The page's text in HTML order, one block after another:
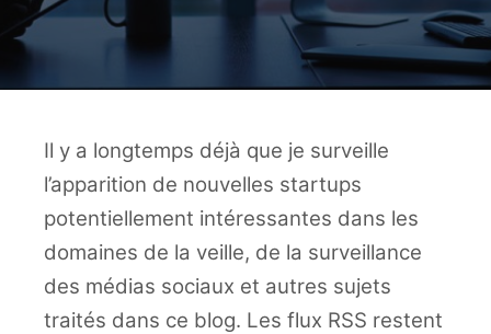
Il y a longtemps déjà que je surveille
l’apparition de nouvelles startups
potentiellement intéressantes dans les
domaines de la veille, de la surveillance
des médias sociaux et autres sujets
traités dans ce blog. Les flux RSS restent